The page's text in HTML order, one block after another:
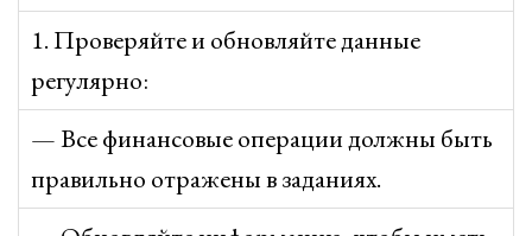
1. Проверяйте и обновляйте данные
регулярно:
— Все финансовые операции должны быть
правильно отражены в заданиях.